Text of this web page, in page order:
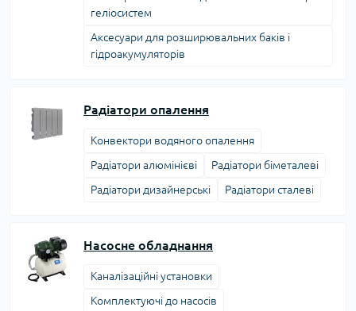
геліосистем
Аксесуари для розширювальних баків і
гідроакумуляторів
Радіатори опалення
Конвектори водяного опалення
Радіатори алюмінієві
Радіатори біметалеві
Радіатори дизайнерські
Радіатори сталеві
Насосне обладнання
Каналізаційні установки
Комплектуючі до насосів